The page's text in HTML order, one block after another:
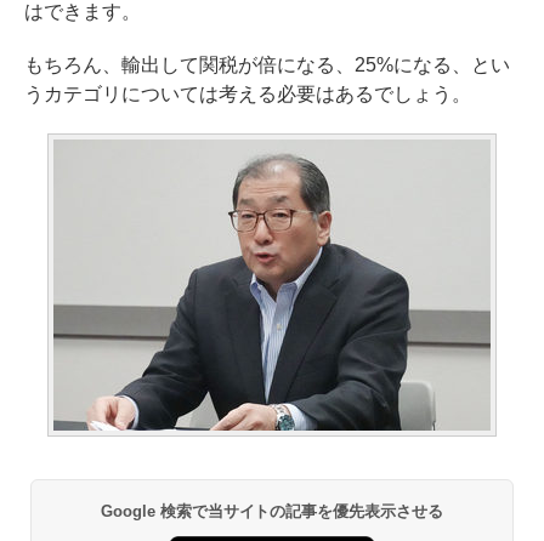
はできます。
もちろん、輸出して関税が倍になる、25%になる、とい
うカテゴリについては考える必要はあるでしょう。
Google 検索で当サイトの記事を優先表示させる